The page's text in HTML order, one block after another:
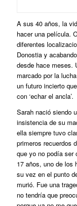
A sus 40 años, la
hacer una película.
diferentes
Donostia y
desde hace meses.
marcado por la
un futuro incierto
con ‘echar el ancla’.
Sarah nació siendo
insistencia de su
ella siempre tuvo
primeros recuerdos
que yo no podía ser
17 años, uno de los
su vez en el punto
murió. Fue una
no tendría que